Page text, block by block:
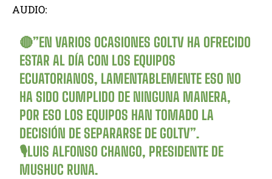
AUDIO:
🔴”EN VARIOS OCASIONES GOLTV HA OFRECIDO
ESTAR AL DÍA CON LOS EQUIPOS
ECUATORIANOS, LAMENTABLEMENTE ESO NO
HA SIDO CUMPLIDO DE NINGUNA MANERA,
POR ESO LOS EQUIPOS HAN TOMADO LA
DECISIÓN DE SEPARARSE DE GOLTV”.
🎙LUIS ALFONSO CHANGO, PRESIDENTE DE
MUSHUC RUNA.